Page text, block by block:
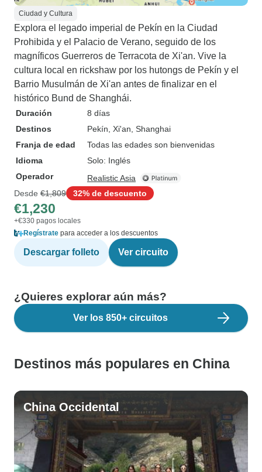
Ciudad y Cultura
Explora el legado imperial de Pekín en la Ciudad
Prohibida y el Palacio de Verano, seguido de los
magníficos Guerreros de Terracota de Xi'an. Vive la
cultura local en rickshaw por los hutongs de Pekín y el
Barrio Musulmán de Xi'an antes de finalizar en el
histórico Bund de Shanghái.
Duración
8 días
Destinos
Pekín , Xi'an , Shanghai
Franja de edad
Todas las edades son bienvenidas
Idioma
Solo: Inglés
Operador
Realistic Asia
Desde €1,809 32% de descuento
€1,230
+€330 pagos locales
Regístrate para acceder a los descuentos
Descargar folleto Ver circuito
¿Quieres explorar aún más?
Ver los 850+ circuitos
Destinos más populares en China
China Occidental